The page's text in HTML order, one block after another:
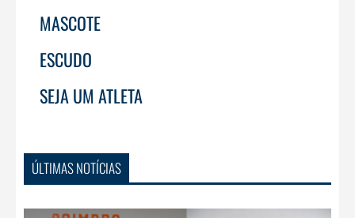
MASCOTE
ESCUDO
SEJA UM ATLETA
ÚLTIMAS NOTÍCIAS